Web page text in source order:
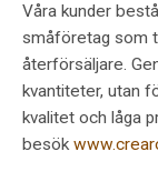
Våra kunder
småföretag som
återförsäljare.
kvantiteter, utan
kvalitet och låga
besök